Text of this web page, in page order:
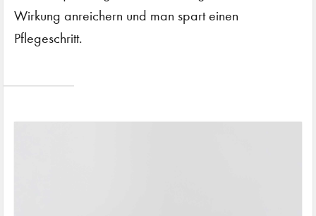
Wirkung anreichern und man spart einen
Pflegeschritt.